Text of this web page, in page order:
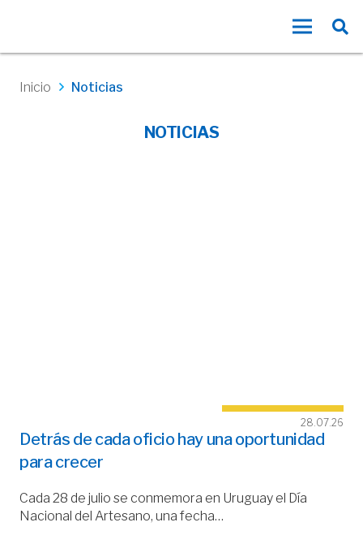
Inicio Noticias
NOTICIAS
28.07.26
Detrás de cada oficio hay una oportunidad
para crecer
Cada 28 de julio se conmemora en Uruguay el Día
Nacional del Artesano, una fecha…